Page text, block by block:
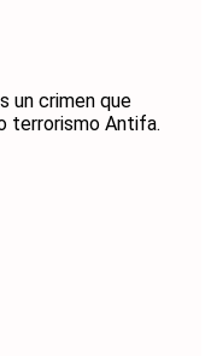
un crimen que
terrorismo Antifa.